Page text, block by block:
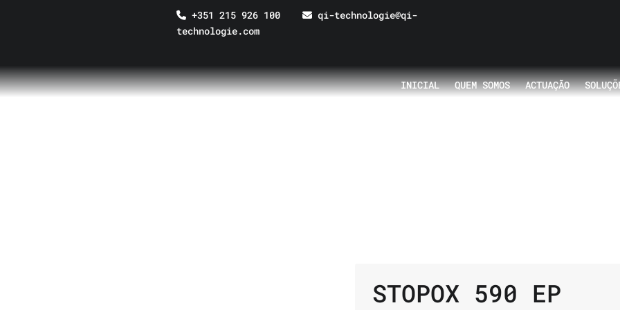
+351 215 926 100
qi-technologie@qi-
technologie.com
INICIAL QUEM SOMOS ACTUAÇÃO
STOPOX 590 EP